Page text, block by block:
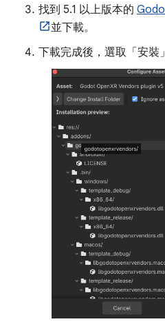
找到 5.1 以上版本的
並下載。
下載完成後，選取「安裝」